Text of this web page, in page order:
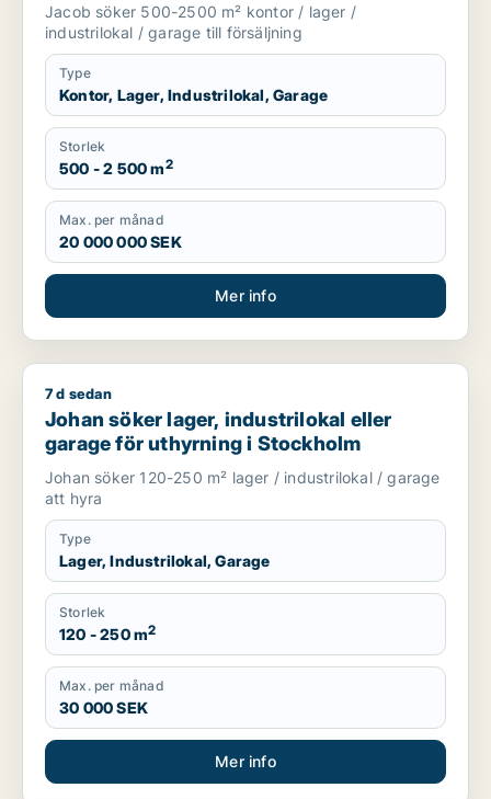
Jacob söker 500-2500 m² kontor / lager /
industrilokal / garage till försäljning
Type
Kontor, Lager, Industrilokal, Garage
Storlek
500 - 2 500 m2
Max. per månad
20 000 000 SEK
Mer info
Johan söker lager, industrilokal eller garage för uthyrning i
7 d sedan
Johan söker lager, industrilokal eller
garage för uthyrning i Stockholm
Johan söker 120-250 m² lager / industrilokal / garage
att hyra
Type
Lager, Industrilokal, Garage
Storlek
120 - 250 m2
Max. per månad
30 000 SEK
Mer info